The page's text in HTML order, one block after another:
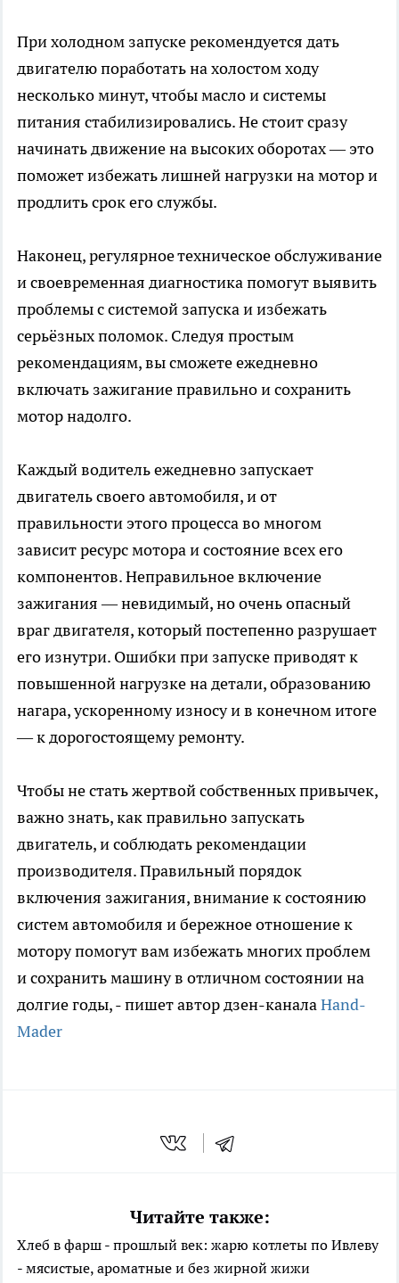
При холодном запуске рекомендуется дать
двигателю поработать на холостом ходу
несколько минут, чтобы масло и системы
питания стабилизировались. Не стоит сразу
начинать движение на высоких оборотах — это
поможет избежать лишней нагрузки на мотор и
продлить срок его службы.
Наконец, регулярное техническое обслуживание
и своевременная диагностика помогут выявить
проблемы с системой запуска и избежать
серьёзных поломок. Следуя простым
рекомендациям, вы сможете ежедневно
включать зажигание правильно и сохранить
мотор надолго.
Каждый водитель ежедневно запускает
двигатель своего автомобиля, и от
правильности этого процесса во многом
зависит ресурс мотора и состояние всех его
компонентов. Неправильное включение
зажигания — невидимый, но очень опасный
враг двигателя, который постепенно разрушает
его изнутри. Ошибки при запуске приводят к
повышенной нагрузке на детали, образованию
нагара, ускоренному износу и в конечном итоге
— к дорогостоящему ремонту.
Чтобы не стать жертвой собственных привычек,
важно знать, как правильно запускать
двигатель, и соблюдать рекомендации
производителя. Правильный порядок
включения зажигания, внимание к состоянию
систем автомобиля и бережное отношение к
мотору помогут вам избежать многих проблем
и сохранить машину в отличном состоянии на
долгие годы, - пишет автор дзен-каналаHand-
Mader
Читайте также:
Хлеб в фарш - прошлый век: жарю котлеты по Ивлеву
- мясистые, ароматные и без жирной жижи